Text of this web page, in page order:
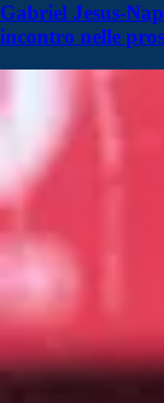
Gabriel Jesus-
incontro nelle